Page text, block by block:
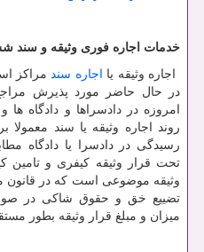
خدمات اجاره فوری وثیقه و سند
اجاره وثیقه یا
اجاره سندمراکز
در حال حاضر مورد پذیرش
امروزه در دادسراها و دادگاه
روند اجاره وثیقه یا سند
رسیدگی در دادسرا یا دادگاه
تحت قرار وثیقه کیفری و تامین
وثیقه موضوعی است که در قانون
تضییع خق و حقوق شاکی در
میزان و مبلغ قرار وثیقه بطور